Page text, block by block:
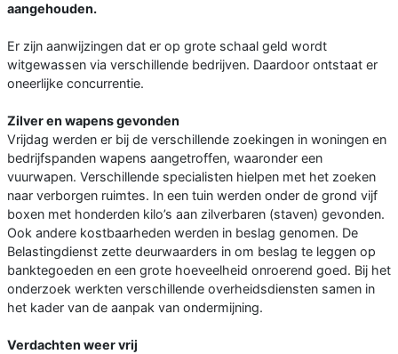
aangehouden.
Er zijn aanwijzingen dat er op grote schaal geld wordt
witgewassen via verschillende bedrijven. Daardoor ontstaat er
oneerlijke concurrentie.
Zilver en wapens gevonden
Vrijdag werden er bij de verschillende zoekingen in woningen en
bedrijfspanden wapens aangetroffen, waaronder een
vuurwapen. Verschillende specialisten hielpen met het zoeken
naar verborgen ruimtes. In een tuin werden onder de grond vijf
boxen met honderden kilo’s aan zilverbaren (staven) gevonden.
Ook andere kostbaarheden werden in beslag genomen. De
Belastingdienst zette deurwaarders in om beslag te leggen op
banktegoeden en een grote hoeveelheid onroerend goed. Bij het
onderzoek werkten verschillende overheidsdiensten samen in
het kader van de aanpak van ondermijning.
Verdachten weer vrij